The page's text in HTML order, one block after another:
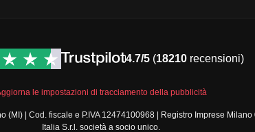
4.7/5 (18210 recensioni)
le impostazioni di tracciamento della pubblicità
| Cod. fiscale e P.IVA 12474100968 | Registro Imprese
Italia S.r.l. società a socio unico.